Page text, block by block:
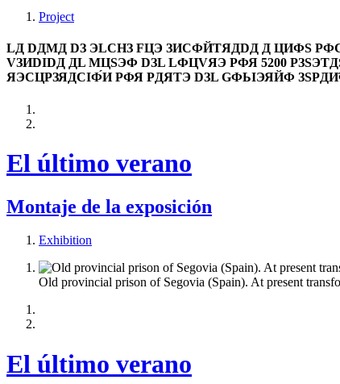
Project
LД DДMД DЗ ЭLCHЗ FЦЭ ЗИCФЙTЯДDД Д ЦИФS
VЗИDIDД ДL MЦSЭФ DЗL LФЦVЯЭ PФЯ 5200
ЯЭCЦPЗЯДCIФ́И PФЯ PДЯTЭ DЗL GФЬIЭЯЙФ
El último verano
Montaje de la exposición
Exhibition
Old provincial prison of Segovia (Spain). At present
El último verano